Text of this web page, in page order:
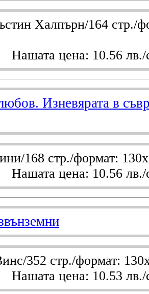
Халпърн/164 стр./
Нашата цена: 10.56 лв./
Изневярата в
168 стр./формат:
Нашата цена: 10.56 лв./
352 стр./формат:
Нашата цена: 10.53 лв./